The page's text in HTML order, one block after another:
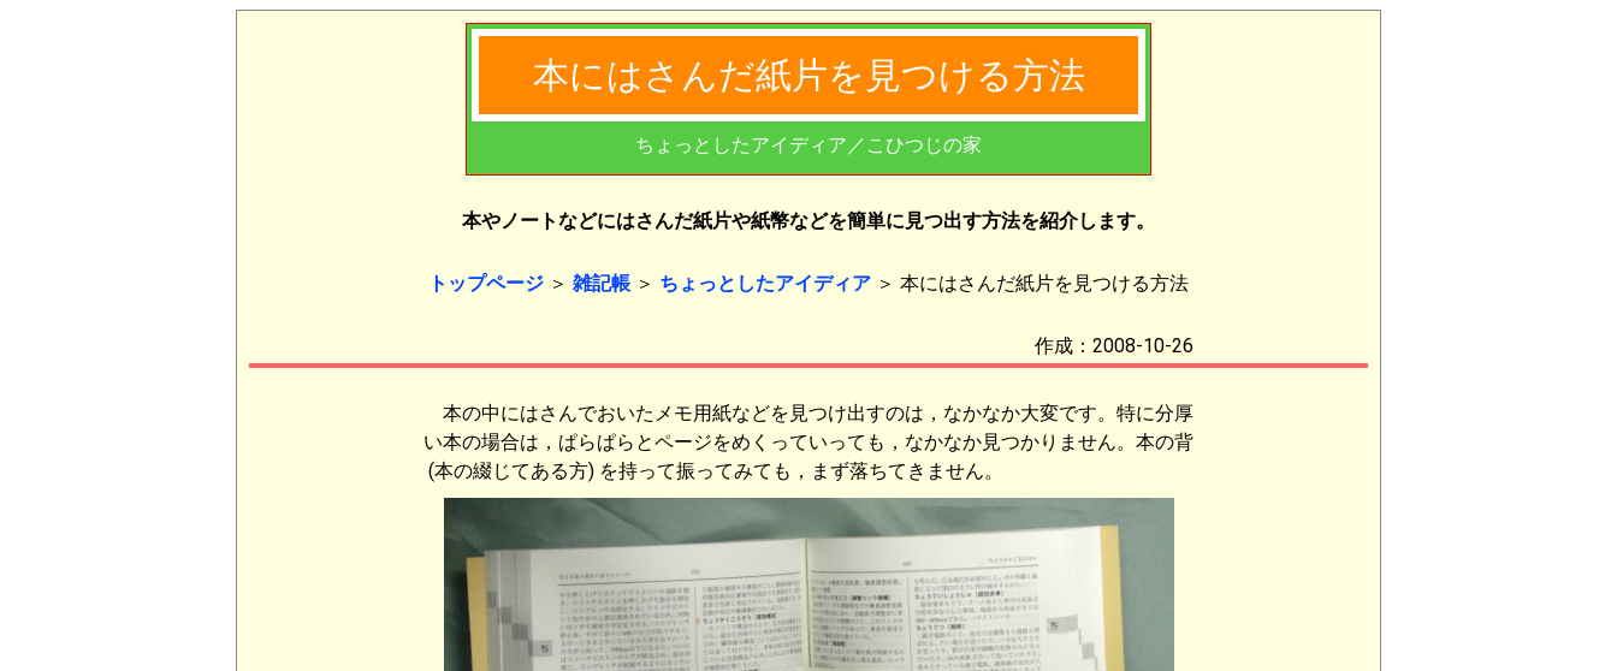
本にはさんだ紙片を見つける方法
ちょっとしたアイディア／こひつじの家
本やノートなどにはさんだ紙片や紙幣などを簡単に見つ出す方法を紹介します。
トップページ ＞ 雑記帳 ＞ ちょっとしたアイディア ＞ 本にはさんだ紙片を見つける方法
作成：2008-10-26
本の中にはさんでおいたメモ用紙などを見つけ出すのは，なかなか大変です。特に分厚
い本の場合は，ぱらぱらとページをめくっていっても，なかなか見つかりません。本の背
(本の綴じてある方) を持って振ってみても，まず落ちてきません。